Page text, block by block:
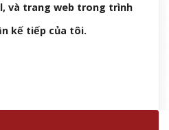
và trang web trong trình
kế tiếp của tôi.